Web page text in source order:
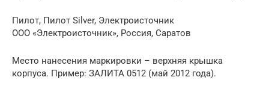
Пилот, Пилот Silver, Электроисточник
OOO «Электроисточник», Россия, Саратов
Место нанесения маркировки – верхняя крышка
корпуса. Пример: ЗАЛИТА 0512 (май 2012 года).